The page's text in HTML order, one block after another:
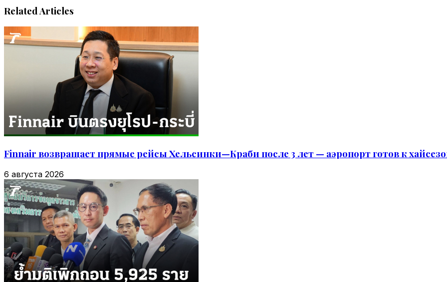
Related Articles
Finnair возвращает прямые рейсы Хельсинки—Краби после 3 лет — аэропорт готов к
6 августа 2026